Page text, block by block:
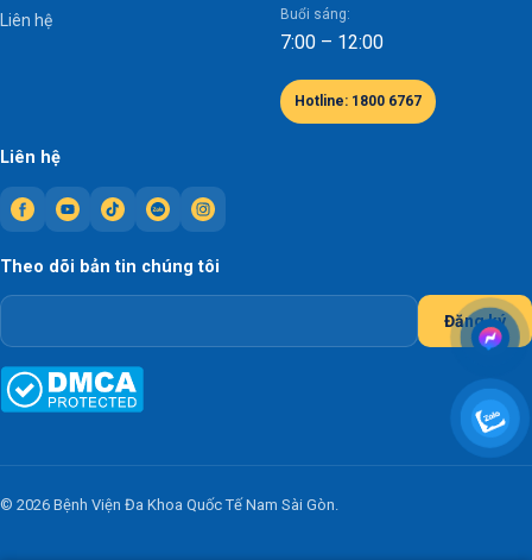
Liên hệ
Liên hệ Buổi sáng:
7:00 – 12:00
Hotline: 1800 6767
Theo dõi bản tin chúng tôi
Đăng ký
© 2026 Bệnh Viện Đa Khoa Quốc Tế Nam Sài Gòn.